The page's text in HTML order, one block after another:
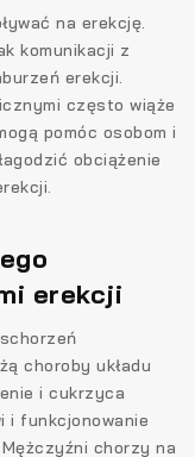
na erekcję.
komunikacji z
erekcji.
często wiąże
pomóc osobom i
obciążenie
erekcji
choroby układu
i cukrzyca
i funkcjonowanie
chorzy na